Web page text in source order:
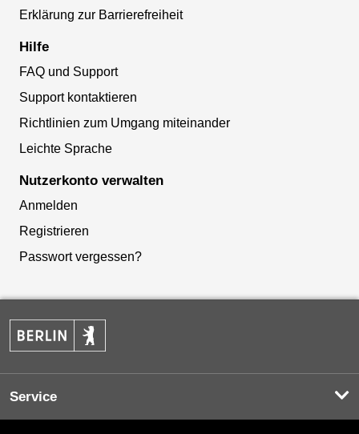
Erklärung zur Barrierefreiheit
Hilfe
FAQ und Support
Support kontaktieren
Richtlinien zum Umgang miteinander
Leichte Sprache
Nutzerkonto verwalten
Anmelden
Registrieren
Passwort vergessen?
Service